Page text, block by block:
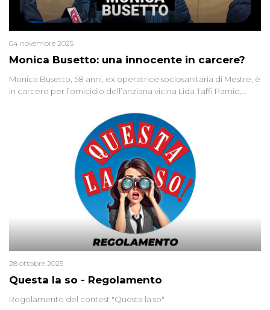
Monica Busetto: una innocente in carcere?
04 novembre 2025
Monica Busetto, 58 anni, ex operatrice sociosanitaria di Mestre, è
in carcere per l’omicidio dell’anziana vicina Lida Taffi Pamio,
minuscola su una collanina, Monica si proclama innocente. Nel
2015 un’altra donna confessa lo stesso delitto, poi ritratta. Due
colpevoli per un solo omicidio: errore giudiziario o giustizia
Questa la so - Regolamento
28 ottobre 2025
Regolamento del contest "Questa la so"